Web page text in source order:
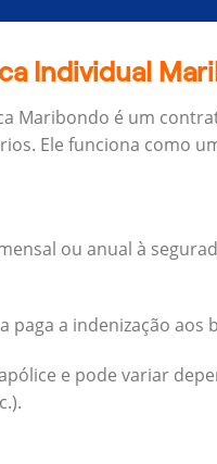
Individual
Maribondo é um
Ele funciona como
ou anual à
paga a indenização
e pode variar